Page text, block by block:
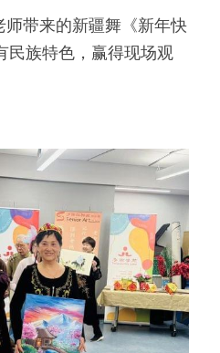
带来的新疆舞《新年快
民族特色，赢得现场观